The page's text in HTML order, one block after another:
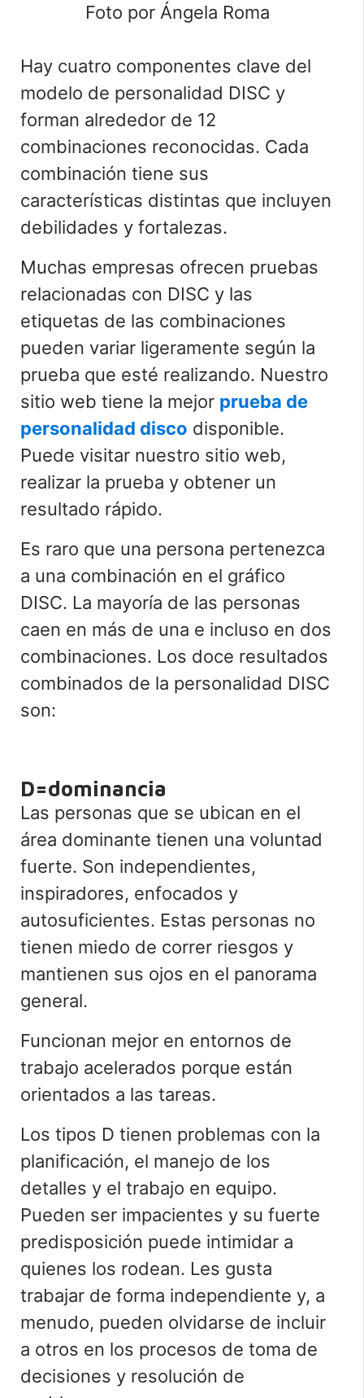
Foto por Ángela Roma
Hay cuatro componentes clave del
modelo de personalidad DISC y
forman alrededor de 12
combinaciones reconocidas. Cada
combinación tiene sus
características distintas que incluyen
debilidades y fortalezas.
Muchas empresas ofrecen pruebas
relacionadas con DISC y las
etiquetas de las combinaciones
pueden variar ligeramente según la
prueba que esté realizando. Nuestro
sitio web tiene la mejor prueba de
personalidad disco disponible.
Puede visitar nuestro sitio web,
realizar la prueba y obtener un
resultado rápido.
Es raro que una persona pertenezca
a una combinación en el gráfico
DISC. La mayoría de las personas
caen en más de una e incluso en dos
combinaciones. Los doce resultados
combinados de la personalidad DISC
son:
D=dominancia
Las personas que se ubican en el
área dominante tienen una voluntad
fuerte. Son independientes,
inspiradores, enfocados y
autosuficientes. Estas personas no
tienen miedo de correr riesgos y
mantienen sus ojos en el panorama
general.
Funcionan mejor en entornos de
trabajo acelerados porque están
orientados a las tareas.
Los tipos D tienen problemas con la
planificación, el manejo de los
detalles y el trabajo en equipo.
Pueden ser impacientes y su fuerte
predisposición puede intimidar a
quienes los rodean. Les gusta
trabajar de forma independiente y, a
menudo, pueden olvidarse de incluir
a otros en los procesos de toma de
decisiones y resolución de